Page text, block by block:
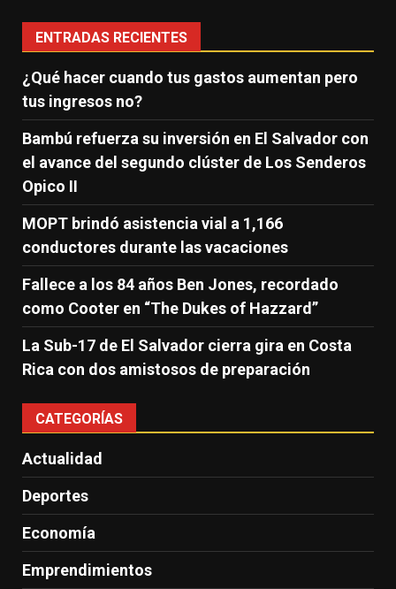
ENTRADAS RECIENTES
¿Qué hacer cuando tus gastos aumentan pero
tus ingresos no?
Bambú refuerza su inversión en El Salvador con
el avance del segundo clúster de Los Senderos
Opico II
MOPT brindó asistencia vial a 1,166
conductores durante las vacaciones
Fallece a los 84 años Ben Jones, recordado
como Cooter en “The Dukes of Hazzard”
La Sub-17 de El Salvador cierra gira en Costa
Rica con dos amistosos de preparación
CATEGORÍAS
Actualidad
Deportes
Economía
Emprendimientos